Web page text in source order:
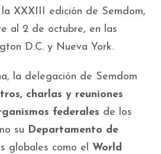
XXXIII edición de Semdom,
al 2 de octubre, en las
D.C. y Nueva York.
la delegación de Semdom
charlas y reuniones
federales de los
su Departamento de
globales como el World